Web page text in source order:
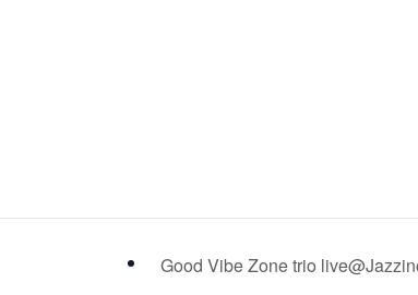
Good Vibe Zone trio